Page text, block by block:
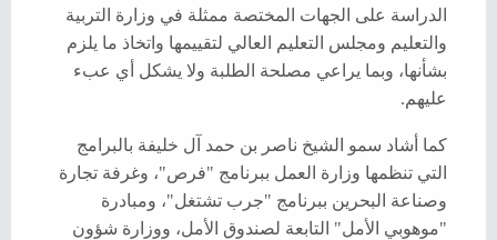
الدراسة على الجهات المختصة ممثلة في وزارة التربية
والتعليم ومجلس التعليم العالي لتقييمها واتخاذ ما يلزم
بشأنها، وبما يراعي مصلحة الطلبة ولا يشكل أي عبء
عليهم.
كما أشاد سمو الشيخ ناصر بن حمد آل خليفة بالبرامج
التي تنظمها وزارة العمل ببرنامج "فرص"، وغرفة تجارة
وصناعة البحرين ببرنامج "جرب تشتغل"، ومبادرة
"موهوبي الأمل" التابعة لصندوق الأمل، ووزارة شؤون